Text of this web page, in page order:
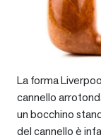
La forma
cannello
un bocchino
del cannello è